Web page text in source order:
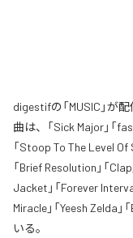
digestifの「MUSIC」が
曲は、「Sick Major」「
「Stoop To The Level Of
「Brief Resolution」「
Jacket」「Forever
Miracle」「Yeesh Zelda」
いる。